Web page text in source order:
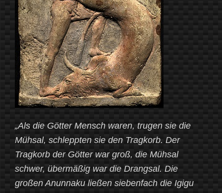
„Als die Götter Mensch waren, trugen sie die
Mühsal, schleppten sie den Tragkorb. Der
Tragkorb der Götter war groß, die Mühsal
schwer, übermäßig war die Drangsal. Die
großen Anunnaku ließen siebenfach die Igigu